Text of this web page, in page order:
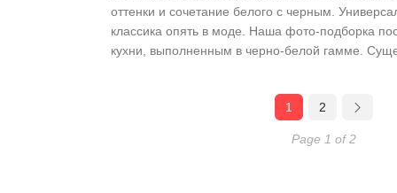
оттенки и сочетание белого с черным.
классика опять в моде. Наша фото-подборка
кухни, выполненным в черно-белой гамме.
1 2
Page 1 of 2